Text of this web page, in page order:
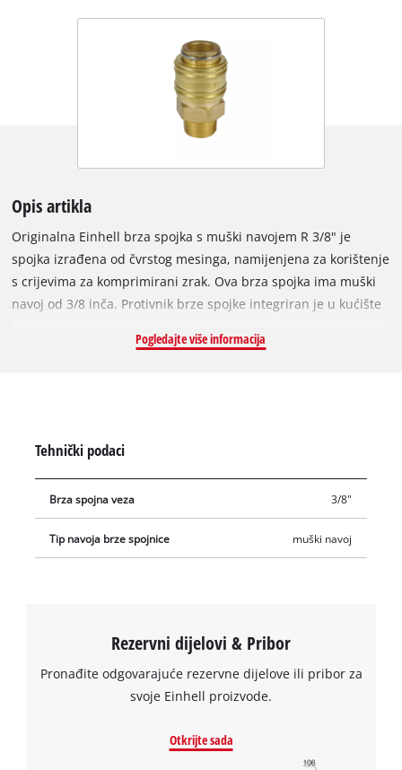
Opis artikla
Originalna Einhell brza spojka s muški navojem R 3/8" je
spojka izrađena od čvrstog mesinga, namijenjena za korištenje
s crijevima za komprimirani zrak. Ova brza spojka ima muški
navoj od 3/8 inča. Protivnik brze spojke integriran je u kućište
za komprimirani zrak.
Pogledajte više informacija
Tehnički podaci
Brza spojna veza 3/8"
Tip navoja brze spojnice muški navoj
Rezervni dijelovi & Pribor
Pronađite odgovarajuće rezervne dijelove ili pribor za
svoje Einhell proizvode.
Otkrijte sada